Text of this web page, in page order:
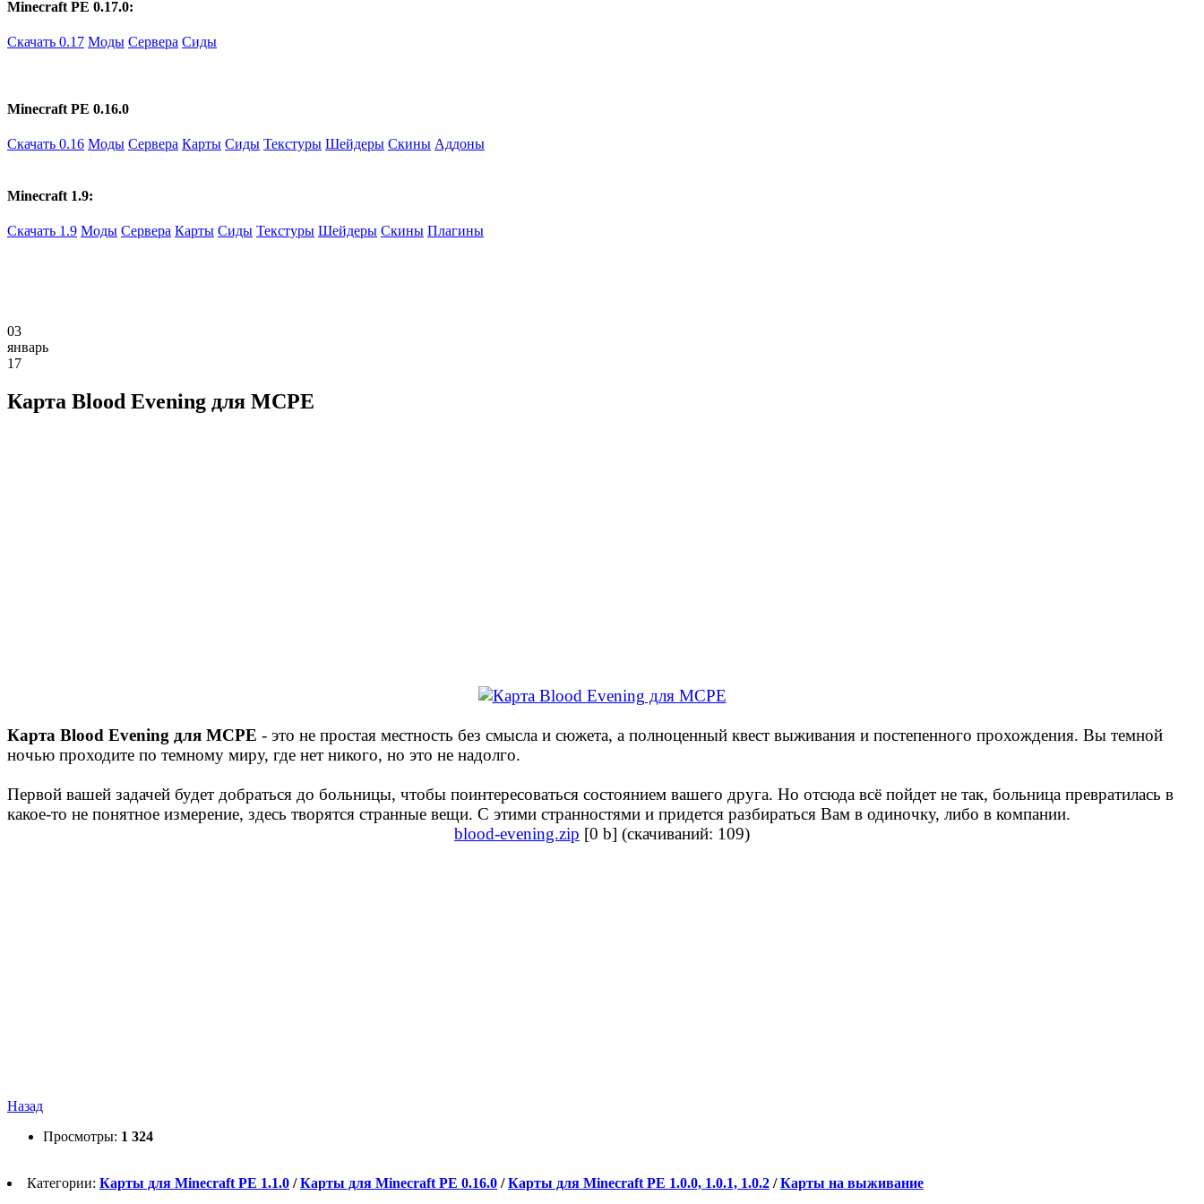
Minecraft PE 0.17.0:
Скачать 0.17 Моды Сервера Сиды
Minecraft PE 0.16.0
Скачать 0.16 Моды Сервера Карты Сиды Текстуры Шейдеры Скины Аддоны
Minecraft 1.9:
Скачать 1.9 Моды Сервера Карты Сиды Текстуры Шейдеры Скины Плагины
03
январь
17
Карта Blood Evening для MCPE
Карта Blood Evening для MCPE - это не простая местность без смысла и сюжета, а полноценный квест выживания и постепенного прохождения. Вы темной
ночью проходите по темному миру, где нет никого, но это не надолго.
Первой вашей задачей будет добраться до больницы, чтобы поинтересоваться состоянием вашего друга. Но отсюда всё пойдет не так, больница превратилась в
какое-то не понятное измерение, здесь творятся странные вещи. С этими странностями и придется разбираться Вам в одиночку, либо в компании.
blood-evening.zip [0 b] (cкачиваний: 109)
Назад
Просмотры: 1 324
Категории: Карты для Minecraft PE 1.1.0 /Карты для Minecraft PE 0.16.0 /Карты для Minecraft PE 1.0.0, 1.0.1, 1.0.2 /Карты на выживание